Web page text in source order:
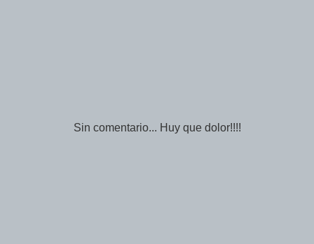
Sin comentario... Huy que dolor!!!!